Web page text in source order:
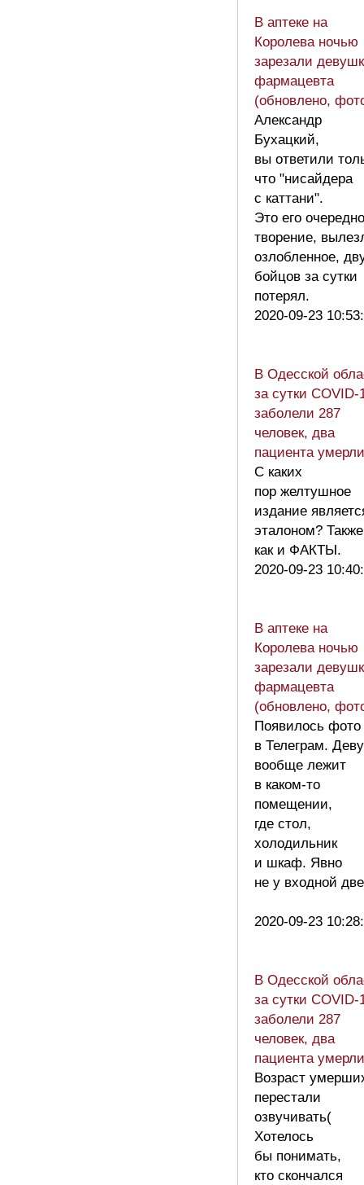
В аптеке на
Королева ночью
зарезали
фармацевта
(обновлено,
Александр
Бухацкий,
вы ответили
что "нисайдера
с каттани".
Это его
творение,
озлобленное,
бойцов за сутки
потерял.
2020-09-23
В Одесской
за сутки COVID-
заболели 287
человек, два
пациента умерли
С каких
пор желтушное
издание
эталоном?
как и ФАКТЫ.
2020-09-23
В аптеке на
Королева ночью
зарезали
фармацевта
(обновлено,
Появилось фото
в Телеграм.
вообще лежит
в каком-то
помещении,
где стол,
холодильник
и шкаф. Явно
не у входной
2020-09-23
В Одесской
за сутки COVID-
заболели 287
человек, два
пациента умерли
Возраст
перестали
озвучивать(
Хотелось
бы понимать,
кто скончался